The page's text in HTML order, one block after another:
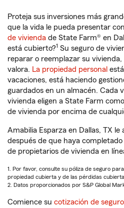
Proteja sus inversiones más
que la vida le pueda presentar
de vivienda de State Farm® en
está cubierto?1 Su seguro de
reparar o reemplazar su
valora. La propiedad personal
vacaciones, está haciendo
guardados en un almacén. Cada
vivienda eligen a State Farm
de vivienda por encima de
Amabilia Esparza en Dallas, TX
después de que haya
de propietarios de vivienda en
1. Por favor, consulte su póliza de seguro
propiedad cubierta y de las pérdidas
2. Datos proporcionados por S&P Global
Comience su cotización de